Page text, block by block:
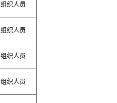
组织人员
组织人员
组织人员
组织人员